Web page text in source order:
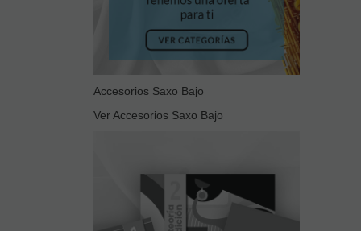
Accesorios Saxo Bajo
Ver Accesorios Saxo Bajo